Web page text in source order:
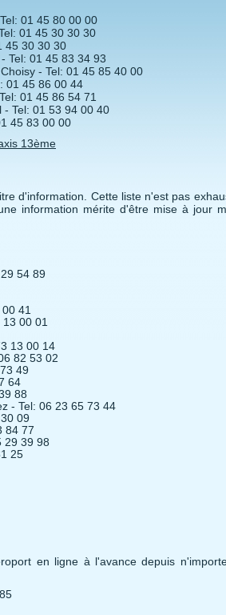
01 45 80 00 00
01 45 30 30 30
45 30 30 30
Tel: 01 45 83 34 93
- Tel: 01 45 85 40 00
01 45 86 00 44
01 45 86 54 71
- Tel: 01 53 94 00 40
45 83 00 00
13ème
d'information. Cette liste n'est pas
information mérite d'être mise à jour
54 89
41
00 01
13 00 14
82 53 02
49
64
88
- Tel: 06 23 65 73 44
09
84 77
29 39 98
25
en ligne à l'avance depuis